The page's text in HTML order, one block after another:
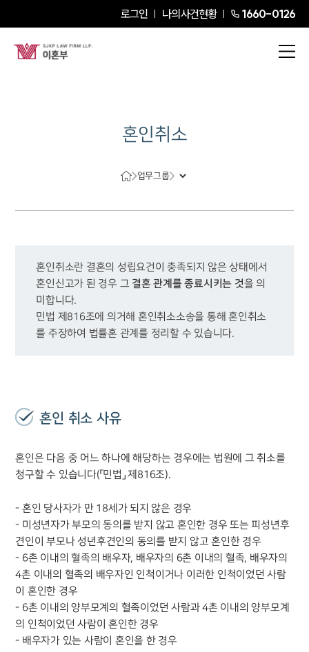
로그인 나의사건현황 1660-0126
혼인취소
업무그룹
혼인취소란 결혼의 성립요건이 충족되지 않은 상태에서
혼인신고가 된 경우 그 결혼 관계를 종료시키는 것을 의
미합니다.
민법 제816조에 의거해 혼인취소소송을 통해 혼인취소
를 주장하여 법률혼 관계를 정리할 수 있습니다.
혼인 취소 사유
혼인은 다음 중 어느 하나에 해당하는 경우에는 법원에 그 취소를
청구할 수 있습니다(「민법」 제816조).
- 혼인 당사자가 만 18세가 되지 않은 경우
- 미성년자가 부모의 동의를 받지 않고 혼인한 경우 또는 피성년후
견인이 부모나 성년후견인의 동의를 받지 않고 혼인한 경우
- 6촌 이내의 혈족의 배우자, 배우자의 6촌 이내의 혈족, 배우자의
4촌 이내의 혈족의 배우자인 인척이거나 이러한 인척이었던 사람
이 혼인한 경우
- 6촌 이내의 양부모계의 혈족이었던 사람과 4촌 이내의 양부모계
의 인척이었던 사람이 혼인한 경우
- 배우자가 있는 사람이 혼인을 한 경우